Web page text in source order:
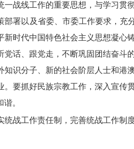
一战线工作的重要思想，与学习贯
署以及省委、 市委工作要求， 充
新时代中国特色社会主义思想凝心
话、 跟党走， 不断巩固团结奋斗
知识分子、 新的社会阶层人士和港
要抓好民族宗教工作，深入宣传
。
统战工作责任制， 完善统战工作制